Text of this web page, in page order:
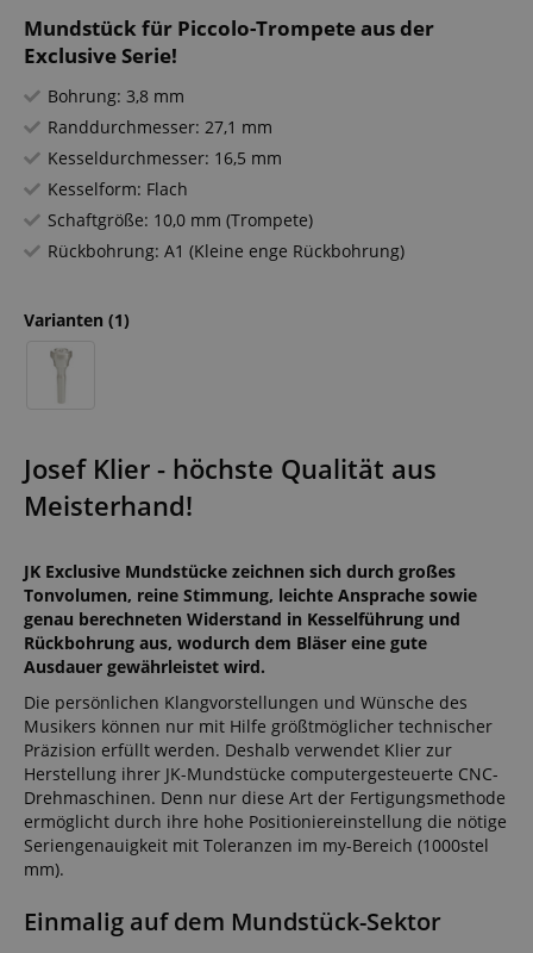
Mundstück für Piccolo-Trompete aus der
Exclusive Serie!
Bohrung: 3,8 mm
Randdurchmesser: 27,1 mm
Kesseldurchmesser: 16,5 mm
Kesselform: Flach
Schaftgröße: 10,0 mm (Trompete)
Rückbohrung: A1 (Kleine enge Rückbohrung)
Varianten (1)
Josef Klier - höchste Qualität aus
Meisterhand!
JK Exclusive Mundstücke zeichnen sich durch großes
Tonvolumen, reine Stimmung, leichte Ansprache sowie
genau berechneten Widerstand in Kesselführung und
Rückbohrung aus, wodurch dem Bläser eine gute
Ausdauer gewährleistet wird.
Die persönlichen Klangvorstellungen und Wünsche des
Musikers können nur mit Hilfe größtmöglicher technischer
Präzision erfüllt werden. Deshalb verwendet Klier zur
Herstellung ihrer JK-Mundstücke computergesteuerte CNC-
Drehmaschinen. Denn nur diese Art der Fertigungsmethode
ermöglicht durch ihre hohe Positioniereinstellung die nötige
Seriengenauigkeit mit Toleranzen im my-Bereich (1000stel
mm).
Einmalig auf dem Mundstück-Sektor